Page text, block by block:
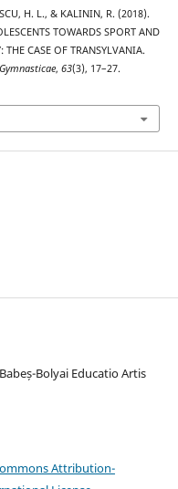
H. L., & KALININ, R. (2018).
TOWARDS SPORT AND
CASE OF TRANSYLVANIA.
, 63(3), 17–27.
Bolyai Educatio Artis
Attribution-